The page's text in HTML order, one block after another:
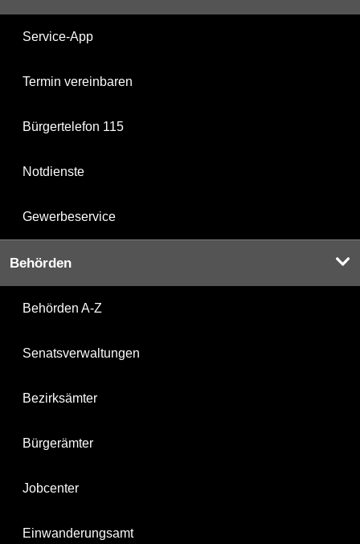
Service-App
Termin vereinbaren
Bürgertelefon 115
Notdienste
Gewerbeservice
Behörden
Behörden A-Z
Senatsverwaltungen
Bezirksämter
Bürgerämter
Jobcenter
Einwanderungsamt